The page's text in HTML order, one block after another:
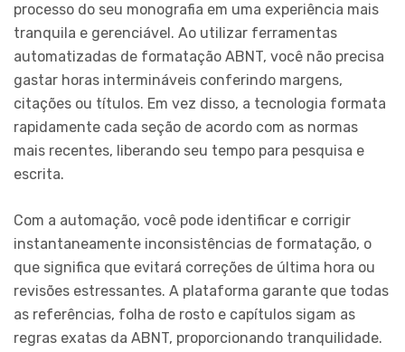
processo do seu monografia em uma experiência mais
tranquila e gerenciável. Ao utilizar ferramentas
automatizadas de formatação ABNT, você não precisa
gastar horas intermináveis conferindo margens,
citações ou títulos. Em vez disso, a tecnologia formata
rapidamente cada seção de acordo com as normas
mais recentes, liberando seu tempo para pesquisa e
escrita.
Com a automação, você pode identificar e corrigir
instantaneamente inconsistências de formatação, o
que significa que evitará correções de última hora ou
revisões estressantes. A plataforma garante que todas
as referências, folha de rosto e capítulos sigam as
regras exatas da ABNT, proporcionando tranquilidade.